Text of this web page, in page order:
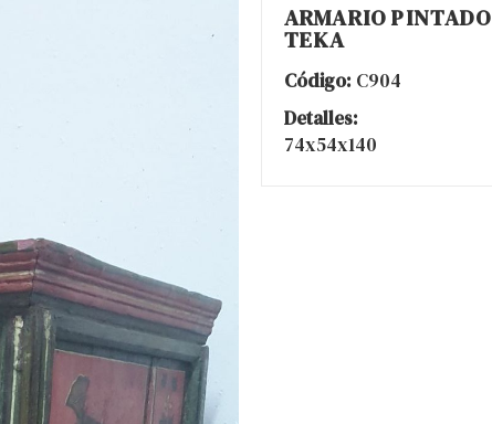
ARMARIO PINTADO
TEKA
Código: C904
Detalles:
74x54x140